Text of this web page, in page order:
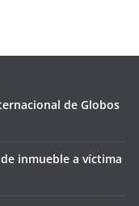
de Globos
inmueble a víctima